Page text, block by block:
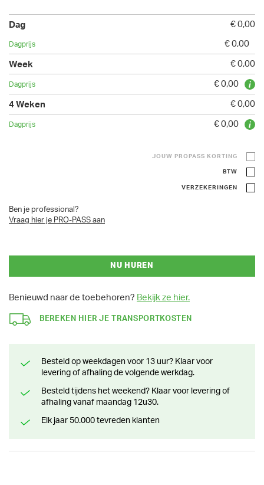
€ 0,00
€ 0,00
€ 0,00
€ 0,00
€ 0,00
€ 0,00
JOUW PROPASS KORTING
BTW
VERZEKERINGEN
Ben je professional?
Vraag hier je PRO-PASS aan
NU HUREN
Benieuwd naar de toebehoren? Bekijk ze hier.
BEREKEN HIER JE TRANSPORTKOSTEN
Besteld op weekdagen voor 13 uur? Klaar voor
levering of afhaling de volgende werkdag.
Besteld tijdens het weekend? Klaar voor levering of
afhaling vanaf maandag 12u30.
Elk jaar 50.000 tevreden klanten